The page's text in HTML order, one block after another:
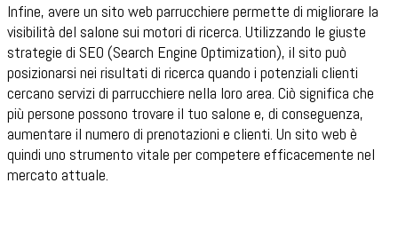
Infine, avere un sito web parrucchiere permette di migliorare la
visibilità del salone sui motori di ricerca. Utilizzando le giuste
strategie di SEO (Search Engine Optimization), il sito può
posizionarsi nei risultati di ricerca quando i potenziali clienti
cercano servizi di parrucchiere nella loro area. Ciò significa che
più persone possono trovare il tuo salone e, di conseguenza,
aumentare il numero di prenotazioni e clienti. Un sito web è
quindi uno strumento vitale per competere efficacemente nel
mercato attuale.